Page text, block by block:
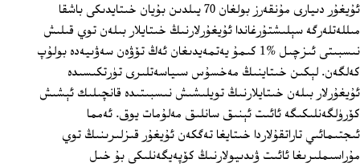
ئۇيغۇر دىيارى مۇنقەرز بولغان 70 يىلدىن بۇيان خىتايدىكى باشقا
مىللەتلەرگە سېلىشتۇرغاندا ئۇيغۇرلارنىڭ خىتايلار بىلەن توي قىلىش
نىسبىتى ئىزچىل %1 كىمۇ يەتمەيدىغان ئەڭ تۆۋەن سەۋىيەدە بولۇپ
كەلگەن. لېكىن خىتاينىڭ مەخسۇس سىياسەتلىرى تۈرتكىسىدە
ئۇيغۇرلار بىلەن خىتايلارنىڭ تويلىشىش نىسبىتىدە قانچىلىك ئېشىش
كۆرۈلگەنلىكىگە ئائىت ئېنىق سانلىق مەلۇمات يوق. ئەمما
ئىجتىمائىي تاراتقۇلاردا خىتايغا تەگكەن ئۇيغۇر قىزلىرىنىڭ توي
مۇراسىملىرىغا ئائىت ۋىدىيولارنىڭ كۆپەيگەنلىكى بۇ خىل